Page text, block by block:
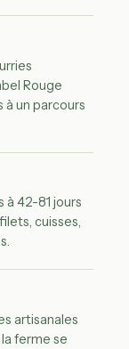
Rouge
un parcours
à 42-81 jours
cuisses,
artisanales
ferme se